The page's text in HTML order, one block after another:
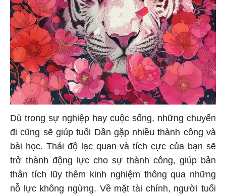
Dù trong sự nghiệp hay cuộc sống, những chuyến
đi cũng sẽ giúp tuổi Dần gặp nhiều thành công và
bài học. Thái độ lạc quan và tích cực của bạn sẽ
trở thành động lực cho sự thành công, giúp bản
thân tích lũy thêm kinh nghiệm thông qua những
nỗ lực không ngừng. Về mặt tài chính, người tuổi